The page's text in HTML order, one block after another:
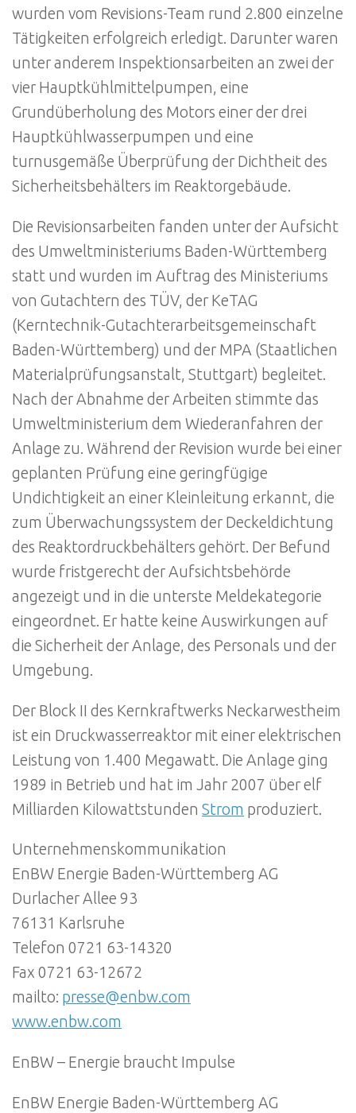
wurden vom Revisions-Team rund 2.800 einzelne
Tätigkeiten erfolgreich erledigt. Darunter waren
unter anderem Inspektionsarbeiten an zwei der
vier Hauptkühlmittelpumpen, eine
Grundüberholung des Motors einer der drei
Hauptkühlwasserpumpen und eine
turnusgemäße Überprüfung der Dichtheit des
Sicherheitsbehälters im Reaktorgebäude.
Die Revisionsarbeiten fanden unter der Aufsicht
des Umweltministeriums Baden-Württemberg
statt und wurden im Auftrag des Ministeriums
von Gutachtern des TÜV, der KeTAG
(Kerntechnik-Gutachterarbeitsgemeinschaft
Baden-Württemberg) und der MPA (Staatlichen
Materialprüfungsanstalt, Stuttgart) begleitet.
Nach der Abnahme der Arbeiten stimmte das
Umweltministerium dem Wiederanfahren der
Anlage zu. Während der Revision wurde bei einer
geplanten Prüfung eine geringfügige
Undichtigkeit an einer Kleinleitung erkannt, die
zum Überwachungssystem der Deckeldichtung
des Reaktordruckbehälters gehört. Der Befund
wurde fristgerecht der Aufsichtsbehörde
angezeigt und in die unterste Meldekategorie
eingeordnet. Er hatte keine Auswirkungen auf
die Sicherheit der Anlage, des Personals und der
Umgebung.
Der Block II des Kernkraftwerks Neckarwestheim
ist ein Druckwasserreaktor mit einer elektrischen
Leistung von 1.400 Megawatt. Die Anlage ging
1989 in Betrieb und hat im Jahr 2007 über elf
Milliarden Kilowattstunden Strom produziert.
Unternehmenskommunikation
EnBW Energie Baden-Württemberg AG
Durlacher Allee 93
76131 Karlsruhe
Telefon 0721 63-14320
Fax 0721 63-12672
mailto: presse@enbw.com
www.enbw.com
EnBW – Energie braucht Impulse
EnBW Energie Baden-Württemberg AG